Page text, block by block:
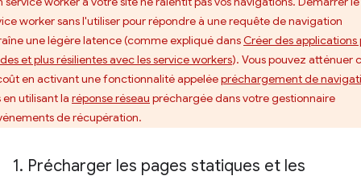
worker sans l'utiliser pour répondre à une requête de navigation
une légère latence (comme expliqué dansCréer des applications
et plus résilientes avec les service workers). Vous pouvez atténuer
en activant une fonctionnalité appeléepréchargement de
en utilisant la réponse réseau préchargée dans votre gestionnaire
de récupération.
1. Précharger les pages statiques et les